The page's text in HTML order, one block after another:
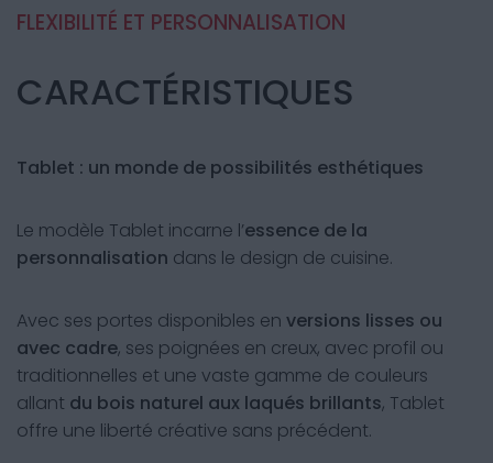
FLEXIBILITÉ ET PERSONNALISATION
CARACTÉRISTIQUES
Tablet : un monde de possibilités esthétiques
Le modèle Tablet incarne l’essence de la
personnalisation dans le design de cuisine.
Avec ses portes disponibles en versions lisses ou
avec cadre, ses poignées en creux, avec profil ou
traditionnelles et une vaste gamme de couleurs
allant du bois naturel aux laqués brillants, Tablet
offre une liberté créative sans précédent.